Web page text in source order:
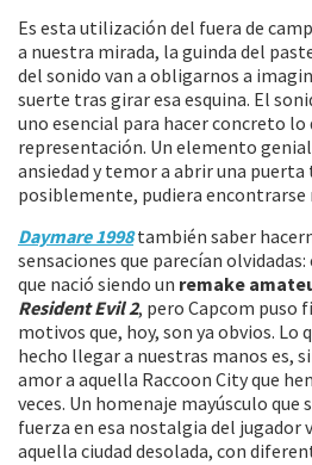
Es esta utilización del fuera de
a nuestra mirada, la guinda del
del sonido van a obligarnos a
suerte tras girar esa esquina. El
uno esencial para hacer concreto lo
representación. Un elemento
ansiedad y temor a abrir una puerta
posiblemente, pudiera encontrarse
Daymare 1998también saber
sensaciones que parecían
que nació siendo un remake
Resident Evil 2, pero Capcom puso
motivos que, hoy, son ya obvios. Lo
hecho llegar a nuestras manos es,
amor a aquella Raccoon City que
veces. Un homenaje mayúsculo que
fuerza en esa nostalgia del jugador
aquella ciudad desolada, con